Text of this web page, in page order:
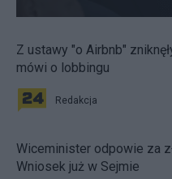
Z ustawy "o Airbnb"
mówi o lobbingu
Redakcja
Wiceminister odpowie za
Wniosek już w Sejmie